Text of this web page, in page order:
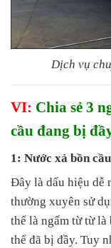
Dịch vụ
VI: Chia sẻ 3
cầu đang bị
1: Nước xả bồn
Đây là dấu hiệu dễ
thường xuyên sử
thể là ngấm từ từ là
thể đã bị đầy. Tuy